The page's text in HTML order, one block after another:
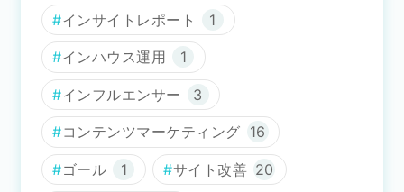
インサイトレポート 1
インハウス運用 1
インフルエンサー 3
コンテンツマーケティング 16
ゴール 1 サイト改善 20